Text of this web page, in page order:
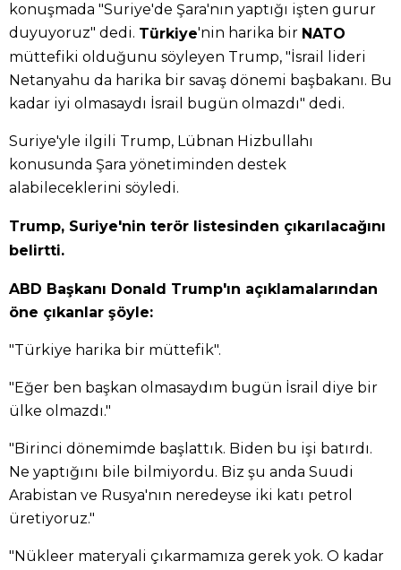
konuşmada "Suriye'de Şara'nın yaptığı işten gurur
duyuyoruz" dedi. Türkiye'nin harika bir NATO
müttefiki olduğunu söyleyen Trump, "İsrail lideri
Netanyahu da harika bir savaş dönemi başbakanı. Bu
kadar iyi olmasaydı İsrail bugün olmazdı" dedi.
Suriye'yle ilgili Trump, Lübnan Hizbullahı
konusunda Şara yönetiminden destek
alabileceklerini söyledi.
Trump, Suriye'nin terör listesinden çıkarılacağını
belirtti.
ABD Başkanı Donald Trump'ın açıklamalarından
öne çıkanlar şöyle:
"Türkiye harika bir müttefik".
"Eğer ben başkan olmasaydım bugün İsrail diye bir
ülke olmazdı."
"Birinci dönemimde başlattık. Biden bu işi batırdı.
Ne yaptığını bile bilmiyordu. Biz şu anda Suudi
Arabistan ve Rusya'nın neredeyse iki katı petrol
üretiyoruz."
"Nükleer materyali çıkarmamıza gerek yok. O kadar